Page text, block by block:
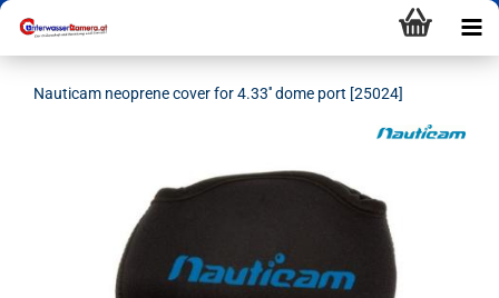
Nauticam neoprene cover for 4.33'' dome port [25024]